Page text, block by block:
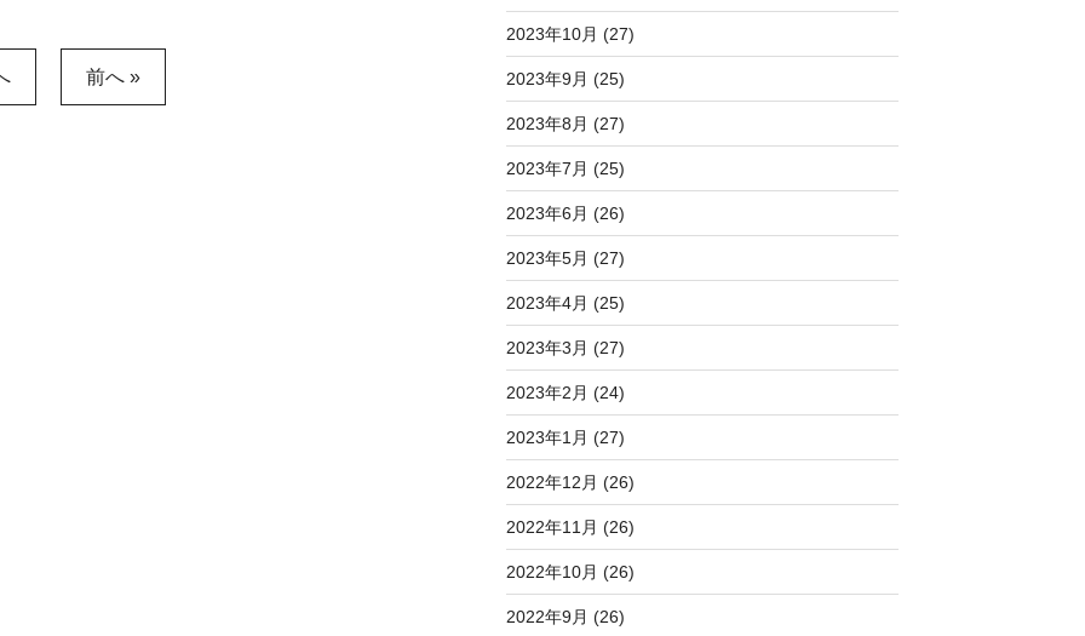
前へ »
2023年10月 (27)
2023年9月 (25)
2023年8月 (27)
2023年7月 (25)
2023年6月 (26)
2023年5月 (27)
2023年4月 (25)
2023年3月 (27)
2023年2月 (24)
2023年1月 (27)
2022年12月 (26)
2022年11月 (26)
2022年10月 (26)
2022年9月 (26)